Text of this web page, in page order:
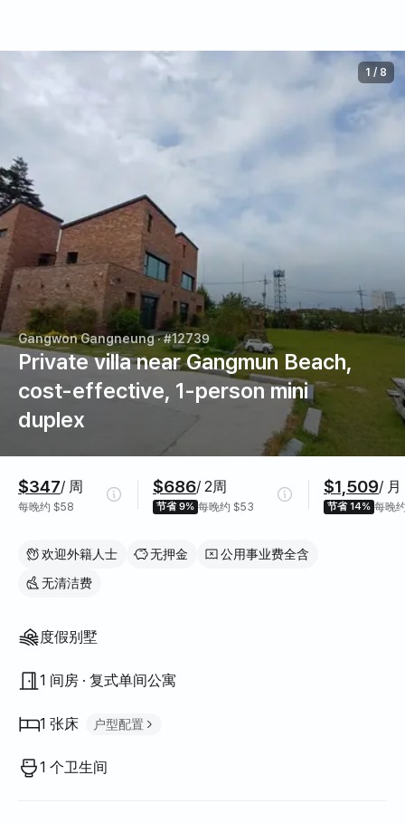
Gangwon Gangneung· #12739
Private villa near Gangmun Beach,
cost-effective, 1-person mini
duplex
1 / 8
$347/ 周
每晚约 $58
$686/ 2周
节省 9% 每晚约 $53
$1,509/ 月
节省 14% 每晚
欢迎外籍人士 无押金
公用事业费全含
无清洁费
房屋结构
度假别墅
1 间房 · 复式单间公寓
1 张床 户型配置
1 个卫生间